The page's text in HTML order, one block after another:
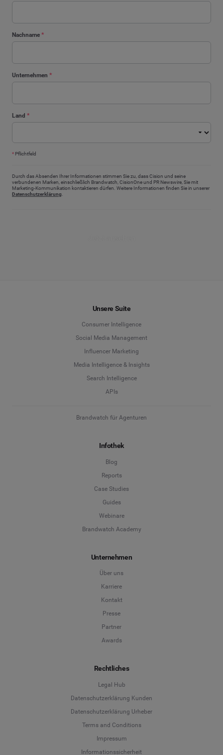
Nachname *
Unternehmen *
Land *
* Pflichtfeld
Durch das Absenden Ihrer Informationen stimmen Sie zu, dass Cision und seine
verbundenen Marken, einschließlich Brandwatch, CisionOne und PR Newswire, Sie mit
Marketing-Kommunikation kontaktieren dürfen. Weitere Informationen finden Sie in unserer
Datenschutzerklärung.
Unsere Suite
Consumer Intelligence
Social Media Management
Influencer Marketing
Media Intelligence & Insights
Search Intelligence
APIs
Brandwatch für Agenturen
Infothek
Blog
Reports
Case Studies
Guides
Webinare
Brandwatch Academy
Unternehmen
Über uns
Karriere
Kontakt
Presse
Partner
Awards
Rechtliches
Legal Hub
Datenschutzerklärung Kunden
Datenschutzerklärung Urheber
Terms and Conditions
Impressum
Informationssicherheit